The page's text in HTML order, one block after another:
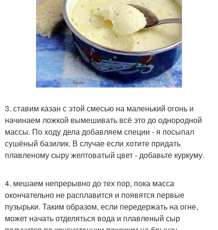
3. ставим казан с этой смесью на маленький огонь и
начинаем ложкой вымешивать всё это до однородной
массы. По ходу дела добавляем специи - я посыпал
сушёный базилик. В случае если хотите придать
плавленому сыру желтоватый цвет - добавьте куркуму.
4. мешаем непрерывно до тех пор, пока масса
окончательно не расплавится и появятся первые
пузырьки. Таким образом, если передержать на огне,
может начать отделяться вода и плавленый сыр